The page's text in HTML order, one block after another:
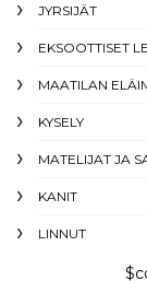
JYRSIJÄT
EKSOOTTISET
MAATILAN
KYSELY
MATELIJAT JA
KANIT
LINNUT